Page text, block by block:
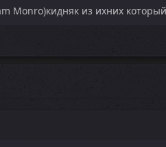
Monro)кидняк из ихних